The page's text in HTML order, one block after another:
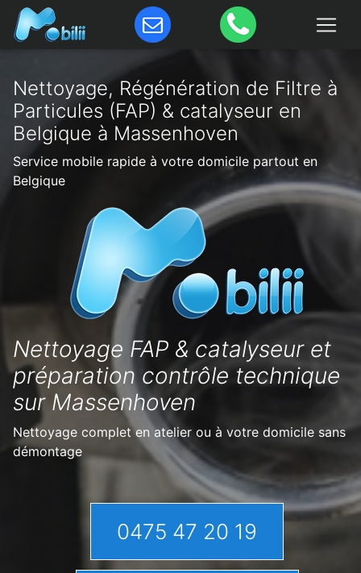
Nettoyage, Régénération de Filtre à
Particules (FAP) & catalyseur en
Belgique à Massenhoven
Service mobile rapide à votre domicile partout en
Belgique
Nettoyage FAP & catalyseur et
préparation contrôle technique
sur Massenhoven
Nettoyage complet en atelier ou à votre domicile sans
démontage
0475 47 20 19